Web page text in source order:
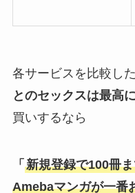
各サービスを比較し
とのセックスは最高
買いするなら
「 新規登録で100冊
Amebaマンガが一番